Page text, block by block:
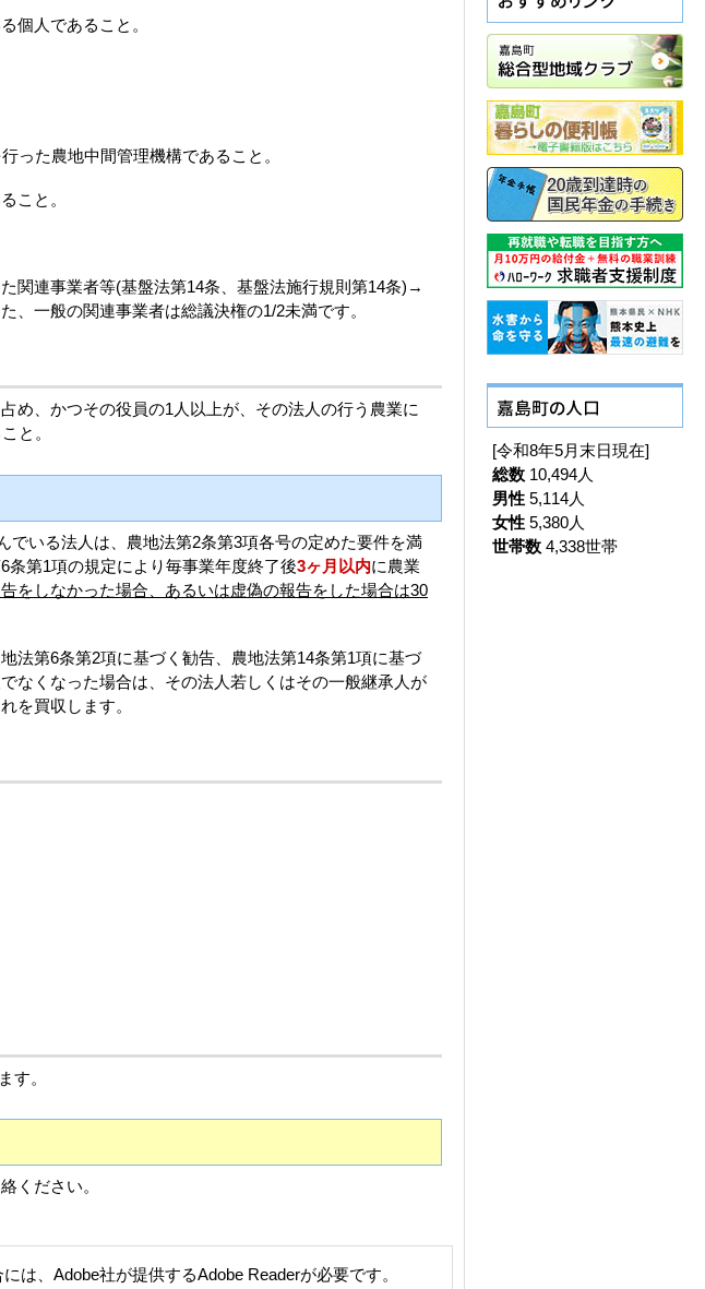
個人であること。
った農地中間管理機構であること。
こと。
関連事業者等(基盤法第14条、基盤法施行規則第14条)→
、一般の関連事業者は総議決権の1/2未満です。
め、かつその役員の1人以上が、その法人の行う農業に
と。
いる法人は、農地法第2条第3項各号の定めた要件を満
第1項の規定により毎事業年度終了後3ヶ月以内に農業
をしなかった場合、あるいは虚偽の報告をした場合は30
法第6条第2項に基づく勧告、農地法第14条第1項に基づ
なくなった場合は、その法人若しくはその一般継承人が
を買収します。
。
ください。
は、Adobe社が提供するAdobe Readerが必要です。
[令和8年5月末日現在]
総数 10,494人
男性 5,114人
女性 5,380人
世帯数 4,338世帯